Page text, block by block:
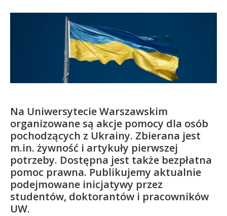
Na Uniwersytecie Warszawskim
organizowane są akcje pomocy dla osób
pochodzących z Ukrainy. Zbierana jest
m.in. żywność i artykuły pierwszej
potrzeby. Dostępna jest także bezpłatna
pomoc prawna. Publikujemy aktualnie
podejmowane inicjatywy przez
studentów, doktorantów i pracowników
UW.